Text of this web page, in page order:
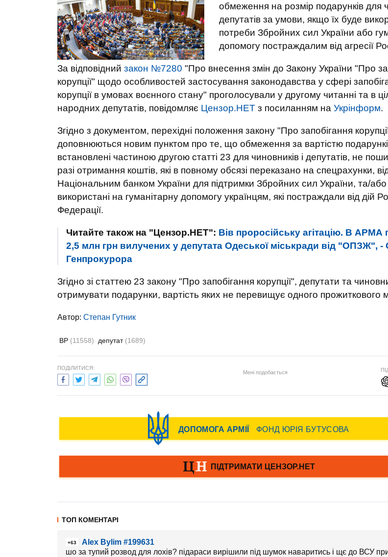
обмеження на розмір подарунків для
депутатів за умови, якщо їх буде
потреби Збройних сил України або
допомогу постраждалим від агресії
За відповідний закон №7280 "Про внесення змін до Закону України "Про
корупції" щодо особливостей застосування законодавства у сфері
корупції в умовах воєнного стану" проголосували у другому читанні та в
народних депутатів, повідомляє Цензор.НЕТ з посиланням на Укрінформ.
Згідно з документом, перехідні положення закону "Про запобігання
доповнюються новим пунктом про те, що обмеження за вартістю
встановлені частиною другою статті 23 для чиновників і депутатів, не
разі отримання коштів, які в повному обсязі переказано на спецрахунки,
Національним банком України для підтримки Збройних сил України, та/
використані на гуманітарну допомогу українцям, які постраждали від дій
Федерації.
Читайте також на "Цензор.НЕТ": Вів проросійську агітацію. В АРМА
2,5 млн грн вилучених у депутата Одеської міськради від "ОПЗЖ", -
Генпрокурора
Згідно зі статтею 23 закону "Про запобігання корупції", депутати та
отримувати подарунки, вартість яких не перевищує одного прожиткового
Автор: Степан Гутник
ВР (11558) депутат (1689)
ПОДІЛИТИСЯ:
Мені подобається
ТОП КОМЕНТАРІ
+63
Alex Bylim #199631
шо за тупий розвод для лохів? підараси вирішили під шумок наваритись і щє до ВСУ